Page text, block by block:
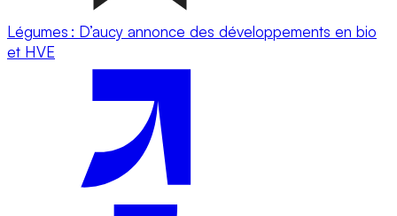
Légumes : D’aucy annonce des développements en bio
et HVE